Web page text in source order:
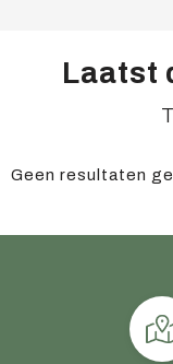
Laatst
Geen resultaten